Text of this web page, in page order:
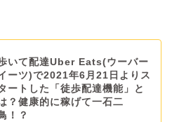
いて配達Uber Eats(ウーバー
ーツ)で2021年6月21日よりス
ートした「徒歩配達機能」と
？健康的に稼げて一石二
！？